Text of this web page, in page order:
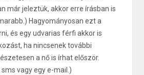
már jeleztük, akkor erre írásban is
Hagyományosan ezt a
és egy udvarias férfi akkor is
ha nincsenek további
a nő is írhat először.
vagy egy e-mail.)